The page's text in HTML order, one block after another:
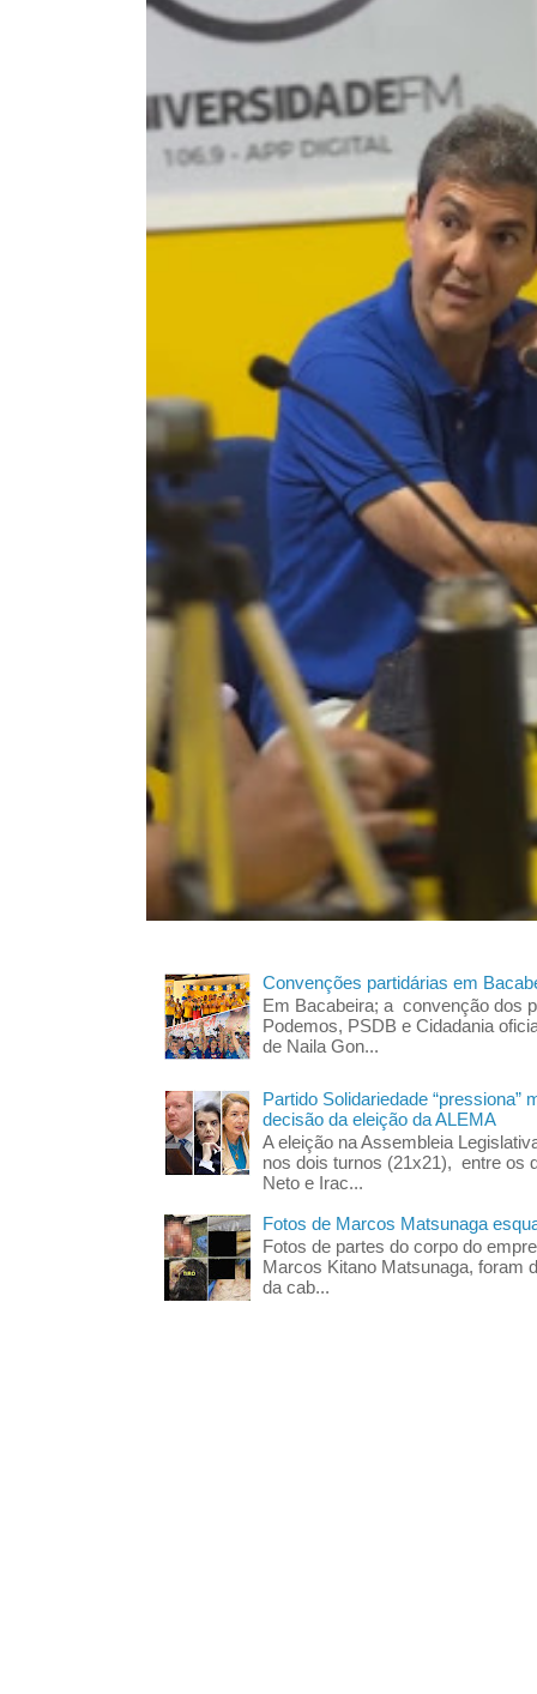
Convenções partidárias em
Em Bacabeira; a convenção dos
Podemos, PSDB e Cidadania
de Naila Gon...
Partido Solidariedade “pressiona”
decisão da eleição da ALEMA
A eleição na Assembleia
nos dois turnos (21x21), entre os
Neto e Irac...
Fotos de Marcos Matsunaga
Fotos de partes do corpo do
Marcos Kitano Matsunaga, foram
da cab...